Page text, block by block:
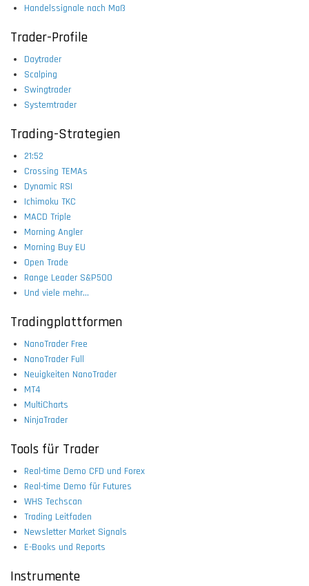
Handelssignale nach Maß
Trader-Profile
Daytrader
Scalping
Swingtrader
Systemtrader
Trading-Strategien
21:52
Crossing TEMAs
Dynamic RSI
Ichimoku TKC
MACD Triple
Morning Angler
Morning Buy EU
Open Trade
Range Leader S&P500
Und viele mehr...
Tradingplattformen
NanoTrader Free
NanoTrader Full
Neuigkeiten NanoTrader
MT4
MultiCharts
NinjaTrader
Tools für Trader
Real-time Demo CFD und Forex
Real-time Demo für Futures
WHS Techscan
Trading Leitfaden
Newsletter Market Signals
E-Books und Reports
Instrumente